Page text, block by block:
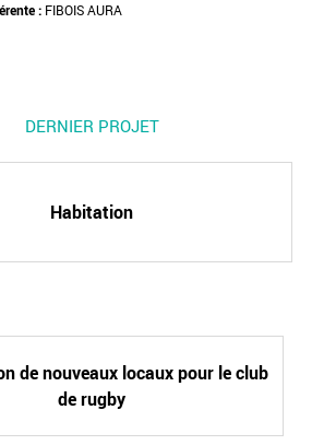
: FIBOIS AURA
DERNIER PROJET
Habitation
de nouveaux locaux pour le club
de rugby